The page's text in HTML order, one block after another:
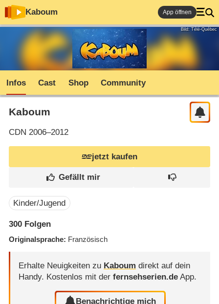
Kaboum App öffnen
Bild: Télé-Québec
Infos Cast Shop Community
Kaboum
CDN 2006–2012
jetzt kaufen
Kinder/Jugend
300Folgen
Originalsprache Französisch
Erhalte Neuigkeiten zu Kaboum direkt auf dein
Handy. Kostenlos mit der fernsehserien.deApp.
Benachrichtige mich